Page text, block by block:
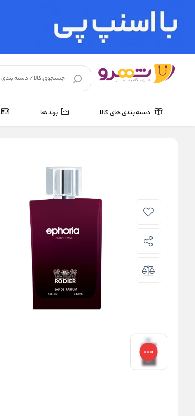
دسته بندی های کالا برند ها
عطر و اسپری عطر و ادکلن 100 میل /